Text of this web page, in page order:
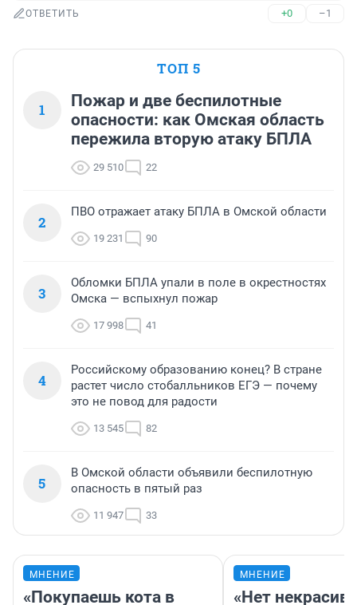
ОТВЕТИТЬ +0 –1
ТОП 5
1
Пожар и две беспилотные
опасности: как Омская область
пережила вторую атаку БПЛА
29 510 22
2
ПВО отражает атаку БПЛА в Омской области
19 231 90
3
Обломки БПЛА упали в поле в окрестностях
Омска — вспыхнул пожар
17 998 41
4
Российскому образованию конец? В стране
растет число стобалльников ЕГЭ — почему
это не повод для радости
13 545 82
5
В Омской области объявили беспилотную
опасность в пятый раз
11 947 33
МНЕНИЕ
«Покупаешь кота в
МНЕНИЕ
«Нет